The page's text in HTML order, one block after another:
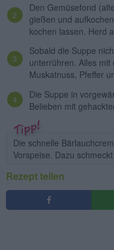
Den Gemüsefond
gießen und
kochen lassen. Herd
Sobald die Suppe
unterrühren. Alles
Muskatnuss, Pfeffer
Die Suppe in
Belieben mit
Die schnelle
Vorspeise. Dazu
Rezept teilen